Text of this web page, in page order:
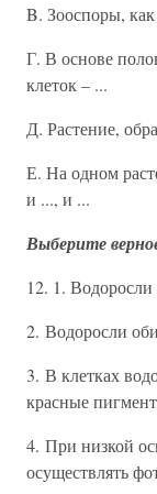
B. Зооспоры,
Г. В основе
клеток – ...
Д. Растение,
Е. На одном
и ..., и ...
Выберите
12. 1.
2. Водоросли
3. В клетках
красные
4. При низкой
осуществлять